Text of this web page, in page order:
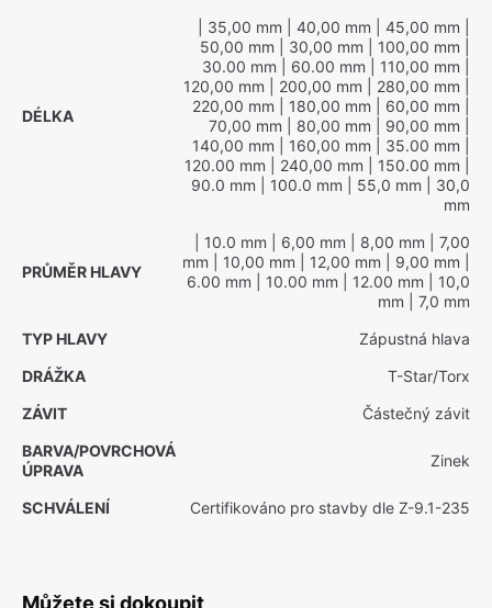
DÉLKA
| 35,00 mm | 40,00 mm | 45,00 mm
50,00 mm | 30,00 mm | 100,00 mm
30.00 mm | 60.00 mm | 110,00 mm
120,00 mm | 200,00 mm | 280,00 mm
220,00 mm | 180,00 mm | 60,00 mm
70,00 mm | 80,00 mm | 90,00 mm
140,00 mm | 160,00 mm | 35.00 mm
120.00 mm | 240,00 mm | 150.00 mm
90.0 mm | 100.0 mm | 55,0 mm | 30,0
mm
PRŮMĚR HLAVY
| 10.0 mm | 6,00 mm | 8,00 mm | 7,00
mm | 10,00 mm | 12,00 mm | 9,00 mm
6.00 mm | 10.00 mm | 12.00 mm | 10,0
mm | 7,0 mm
TYP HLAVY
Zápustná hlava
DRÁŽKA
T-Star/Torx
ZÁVIT
Částečný závit
BARVA/POVRCHOVÁ
ÚPRAVA
Zinek
SCHVÁLENÍ Certifikováno pro stavby dle Z-9.1-235
Můžete si dokoupit